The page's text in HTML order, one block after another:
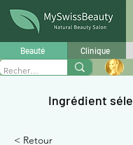
Beauté Clinique
Ingrédient
< Retour